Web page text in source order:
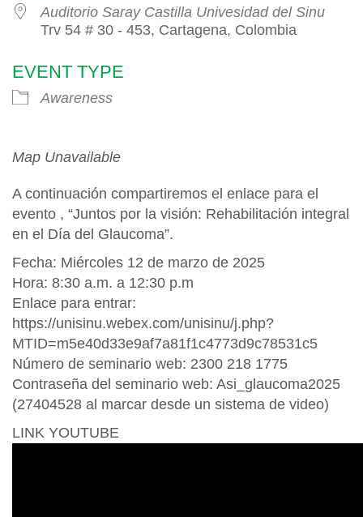
Auditorio Saray Castilla Univesidad del Sinu
Trv 54 # 30 - 453, Cartagena, Colombia
EVENT TYPE
Awareness
Map Unavailable
A continuación compartiremos el enlace para el
evento , “Juntos por la visión: Rehabilitación integral
en el Día del Glaucoma”.
Fecha: Miércoles 12 de marzo de 2025
Hora: 8:30 a.m. a 12:30 p.m
Enlace para entrar:
https://unisinu.webex.com/unisinu/j.php?
MTID=m5e40d33e9af7a81f1c4773d9c78531c5
Número de seminario web: 2300 218 1775
Contraseña del seminario web: Asi_glaucoma2025
(27404528 al marcar desde un sistema de video)
LINK YOUTUBE